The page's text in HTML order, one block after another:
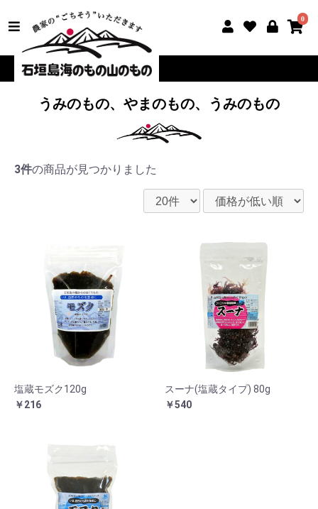
0
うみのもの、やまのもの、うみのもの
3件の商品が見つかりました
塩蔵モズク120g
￥216
スーナ(塩蔵タイプ) 80g
￥540